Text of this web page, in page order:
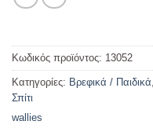
Κωδικός προϊόντος: 13052
Κατηγορίες: Βρεφικά / Παιδικά
Σπίτι
wallies